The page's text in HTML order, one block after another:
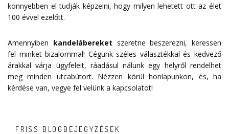
könnyebben el tudják képzelni, hogy milyen lehetett ott az élet
100 évvel ezelőtt.
Amennyiben kandelábereket szeretne beszerezni, keressen
fel minket bizalommal! Cégünk széles választékkal és kedvező
árakkal várja ügyfeleit, ráadásul nálunk egy helyről rendelhet
meg minden utcabútort. Nézzen körül honlapunkon, és, ha
kérdése van, vegye fel velünk a kapcsolatot!
FRISS BLOGBEJEGYZÉSEK